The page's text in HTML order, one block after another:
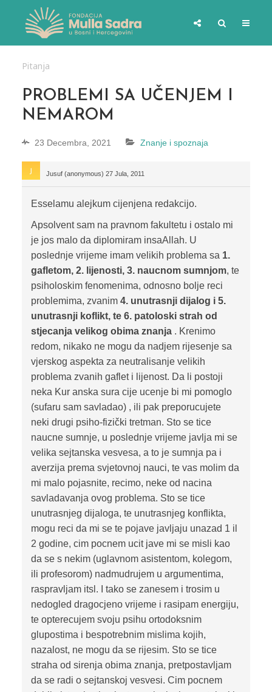
Pitanja
PROBLEMI SA UČENJEM I
NEMAROM
23 Decembra, 2021 Znanje i spoznaja
Jusuf (anonymous) 27 Jula, 2011
Esselamu alejkum cijenjena redakcijo.
Apsolvent sam na pravnom fakultetu i ostalo mi
je jos malo da diplomiram insaAllah. U
poslednje vrijeme imam velikih problema sa 1.
gafletom, 2. lijenosti, 3. naucnom sumnjom, te
psiholoskim fenomenima, odnosno bolje reci
problemima, zvanim 4. unutrasnji dijalog i 5.
unutrasnji koflikt, te 6. patoloski strah od
stjecanja velikog obima znanja . Krenimo
redom, nikako ne mogu da nadjem rijesenje sa
vjerskog aspekta za neutralisanje velikih
problema zvanih gaflet i lijenost. Da li postoji
neka Kur anska sura cije ucenje bi mi pomoglo
(sufaru sam savladao) , ili pak preporucujete
neki drugi psiho-fizički tretman. Sto se tice
naucne sumnje, u poslednje vrijeme javlja mi se
velika sejtanska vesvesa, a to je sumnja pa i
averzija prema svjetovnoj nauci, te vas molim da
mi malo pojasnite, recimo, neke od nacina
savladavanja ovog problema. Sto se tice
unutrasnjeg dijaloga, te unutrasnjeg konflikta,
mogu reci da mi se te pojave javljaju unazad 1 il
2 godine, cim pocnem ucit jave mi se misli kao
da se s nekim (uglavnom asistentom, kolegom,
ili profesorom) nadmudrujem u argumentima,
raspravljam itsl. I tako se zanesem i trosim u
nedogled dragocjeno vrijeme i rasipam energiju,
te opterecujem svoju psihu ortodoksnim
glupostima i bespotrebnim mislima kojih,
nazalost, ne mogu da se rijesim. Sto se tice
straha od sirenja obima znanja, pretpostavljam
da se radi o sejtanskoj vesvesi. Cim pocnem